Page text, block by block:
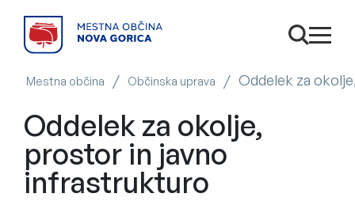
Odpri
odpri
Mestna občina / Občinska uprava / Oddelek za
Oddelek za okolje,
prostor in javno
infrastrukturo